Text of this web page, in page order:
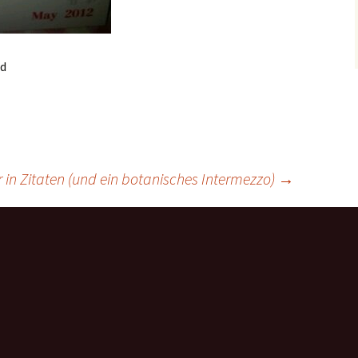
in Zitaten (und ein botanisches Intermezzo) →